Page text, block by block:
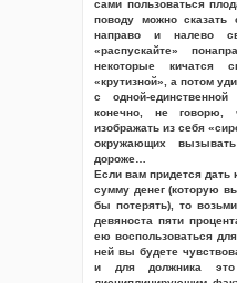
сами пользоваться
поводу можно сказать
направо и налево
«распускайте»
некоторые кичатся
«крутизной», а потом
с одной-
конечно, не говорю,
изображать из себя
окружающих
дороже…
Если вам придется дать
сумму денег (которую
бы потерять), то
девяноста пяти
ею воспользоваться
ней вы будете
и для должника